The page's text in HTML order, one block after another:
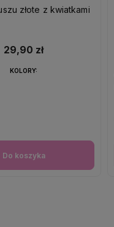
złote z kwiatkami
29,90 zł
Do koszyka
KOLORY: